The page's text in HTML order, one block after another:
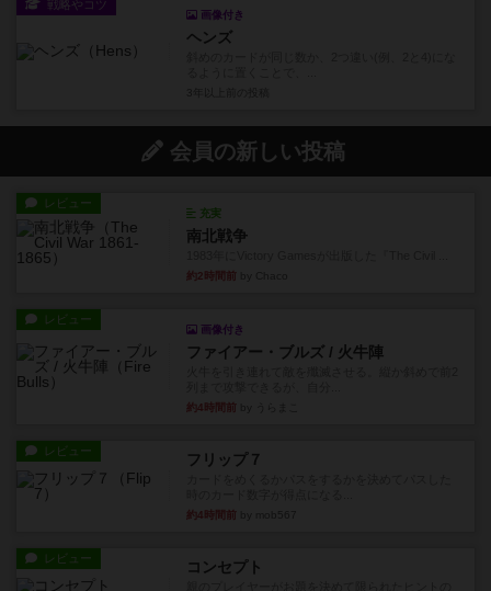
戦略やコツ
画像付き
ヘンズ
会員の新しい投稿
レビュー
充実
南北戦争
約2時間前
レビュー
画像付き
ファイアー・ブルズ / 火牛陣
約4時間前
レビュー フリップ７
約4時間前
レビュー コンセプト